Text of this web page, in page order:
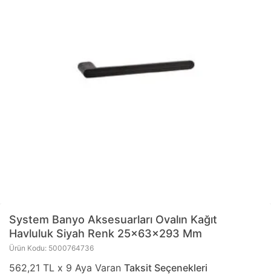
System Banyo Aksesuarları Ovalın Kağıt
Havluluk Siyah Renk 25x63x293 Mm
Ürün Kodu: 5000764736
562,21 TL x 9 Aya Varan Taksit Seçenekleri